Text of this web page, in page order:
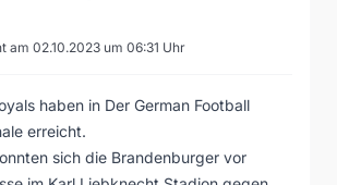
am 02.10.2023 um 06:31 Uhr
haben in Der German Football
erreicht.
sich die Brandenburger vor